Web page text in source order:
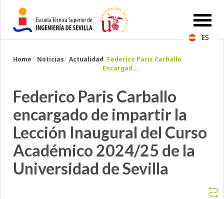
Breadcrumbs
You
Home Noticias Actualidad Federico Paris Carballo
Encargad...
Federico Paris Carballo
encargado de impartir la
Lección Inaugural del Curso
Académico 2024/25 de la
Universidad de Sevilla
ES